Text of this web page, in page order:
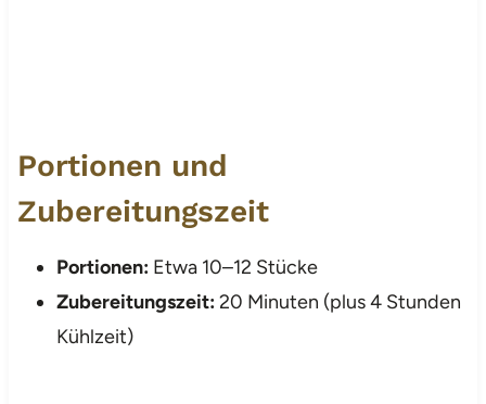
Portionen und
Zubereitungszeit
Portionen:Etwa 10–12 Stücke
Zubereitungszeit:20 Minuten (plus 4 Stunden
Kühlzeit)